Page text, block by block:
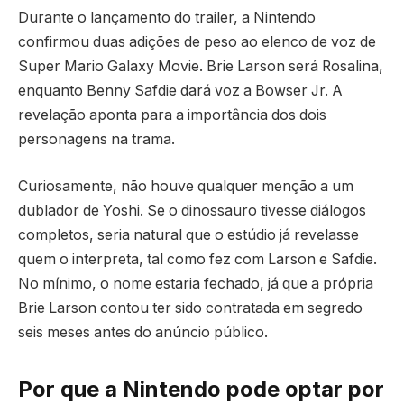
Durante o lançamento do trailer, a Nintendo
confirmou duas adições de peso ao elenco de voz de
Super Mario Galaxy Movie. Brie Larson será Rosalina,
enquanto Benny Safdie dará voz a Bowser Jr. A
revelação aponta para a importância dos dois
personagens na trama.
Curiosamente, não houve qualquer menção a um
dublador de Yoshi. Se o dinossauro tivesse diálogos
completos, seria natural que o estúdio já revelasse
quem o interpreta, tal como fez com Larson e Safdie.
No mínimo, o nome estaria fechado, já que a própria
Brie Larson contou ter sido contratada em segredo
seis meses antes do anúncio público.
Por que a Nintendo pode optar por